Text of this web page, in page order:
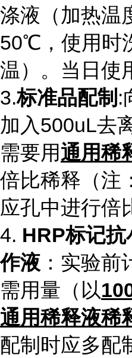
涤液（加热温
50℃，使用时
温）。当日使
3.标准品配制 :
加入 500uL去
需要用通用稀
倍比稀释（注
应孔中进行倍
4. HRP标记抗
作液 ：实验
需用量（以
通用稀释液稀
配制时应多配